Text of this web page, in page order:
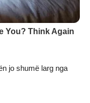
jo shumë larg nga